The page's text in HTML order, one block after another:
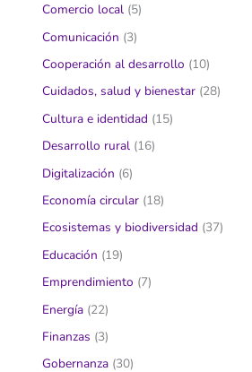
Comercio local (5)
Comunicación (3)
Cooperación al desarrollo (10)
Cuidados, salud y bienestar (28)
Cultura e identidad (15)
Desarrollo rural (16)
Digitalización (6)
Economía circular (18)
Ecosistemas y biodiversidad (37)
Educación (19)
Emprendimiento (7)
Energía (22)
Finanzas (3)
Gobernanza (30)